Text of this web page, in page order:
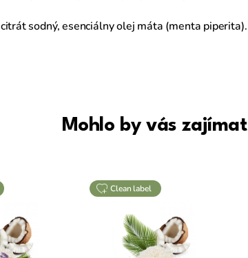
sodný, esenciálny olej máta (menta piperita).
Mohlo by vás zajímat
clean label